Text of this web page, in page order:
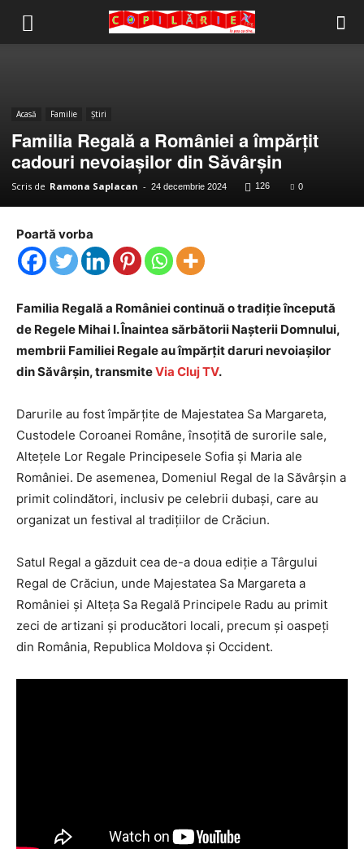
Copilărie.org
Acasă Familie Știri
Familia Regală a României a împărțit
cadouri nevoiașilor din Săvârșin
Scris de Ramona Saplacan - 24 decembrie 2024 126 0
Poartă vorba
Familia Regală a României continuă o tradiție începută
de Regele Mihai I. Înaintea sărbătorii Nașterii Domnului,
membrii Familiei Regale au împărțit daruri nevoiașilor
din Săvârșin, transmiteVia Cluj TV.
Darurile au fost împărțite de Majestatea Sa Margareta,
Custodele Coroanei Române, însoțită de surorile sale,
Altețele Lor Regale Principesele Sofia și Maria ale
României. De asemenea, Domeniul Regal de la Săvârșin a
primit colindători, inclusiv pe celebrii dubași, care au
organizat un festival al tradițiilor de Crăciun.
Satul Regal a găzduit cea de-a doua ediție a Târgului
Regal de Crăciun, unde Majestatea Sa Margareta a
României și Alteța Sa Regală Principele Radu au primit
zeci de artizani și producători locali, precum și oaspeți
din România, Republica Moldova și Occident.